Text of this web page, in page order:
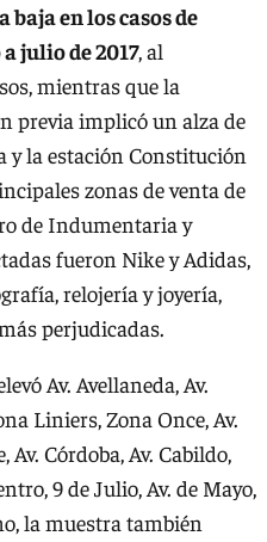
baja en los casos de
julio de 2017, al
mientras que la
previa implicó un alza de
y la estación Constitución
zonas de venta de
de Indumentaria y
fueron Nike y Adidas,
relojería y joyería,
perjudicadas.
Av. Avellaneda, Av.
Liniers, Zona Once, Av.
Av. Córdoba, Av. Cabildo,
9 de Julio, Av. de Mayo,
la muestra también